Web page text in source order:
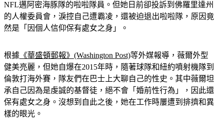
NFL邁阿密海豚隊的啦啦隊員。 但她日前卻投訴到佛羅里達州
的人權委員會，淚控自己遭霸凌，還被迫退出啦啦隊，原因竟
然是「因個人信仰保有處女之身」。
根據 《華盛頓郵報》(Washington Post)等外媒報導，薇爾外型
健美亮麗，但她自爆在2015年時，隨著球隊和紐約噴射機隊到
倫敦打海外賽，隊友們在巴士上大聊自己的性史。 其中薇爾坦
承自己因為是虔誠的基督徒，絕不會「婚前性行為」，因此還
保有處女之身。 沒想到自此之後，她在工作時屢遭到排擠和異
樣的眼光。